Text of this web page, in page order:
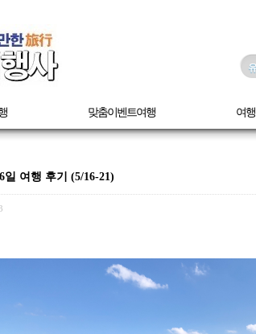
맞춤이벤트여행 여
여행 후기 (5/16-21)